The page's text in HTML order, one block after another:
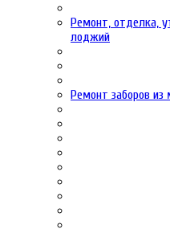
Ремонт, отделка,
лоджий
Ремонт заборов